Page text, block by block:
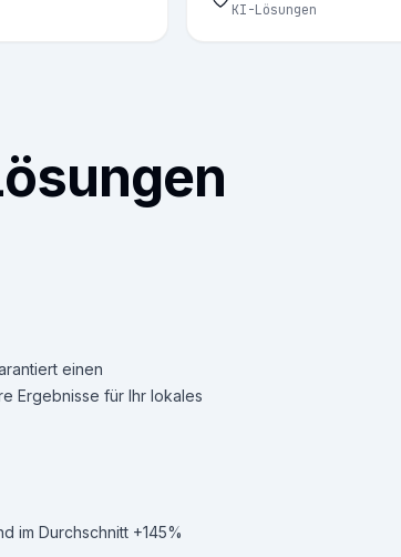
KI-Lösungen
einen
Ergebnisse für Ihr lokales
im Durchschnitt +145%